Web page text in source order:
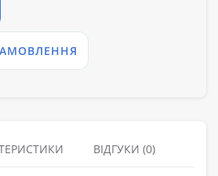
ВІДГУКИ (0)